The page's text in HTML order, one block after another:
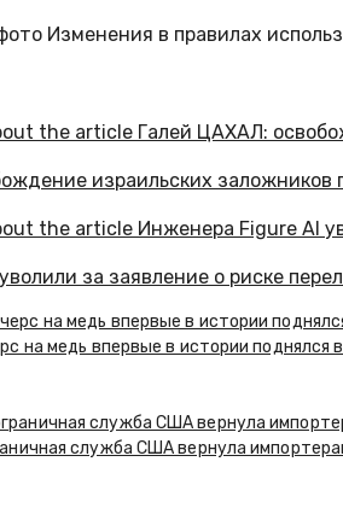
Изменения в правилах
израильских заложников
за заявление о риске
на медь впервые в истории поднялся
служба США вернула